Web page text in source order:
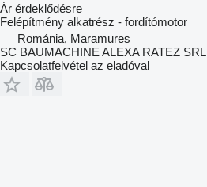
Ár érdeklődésre
Felépítmény alkatrész - fordítómotor
Románia, Maramures
SC BAUMACHINE ALEXA RATEZ SRL
Kapcsolatfelvétel az eladóval